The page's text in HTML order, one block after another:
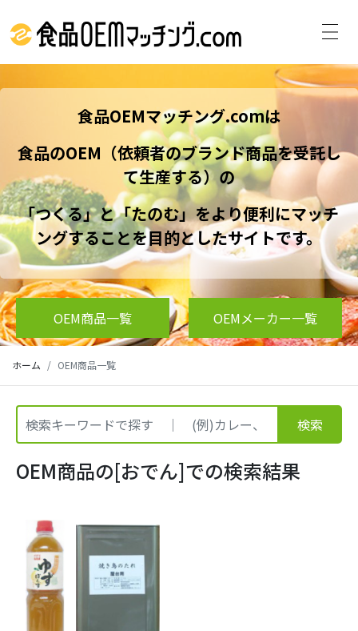
食品OEMマッチング.comは
食品のOEM（依頼者のブランド商品を受託し
て生産する）の
「つくる」と「たのむ」をより便利にマッチ
ングすることを目的としたサイトです。
OEM商品一覧 OEMメーカー一覧
ホーム OEM商品一覧
検索
OEM商品の[おでん]での検索結果